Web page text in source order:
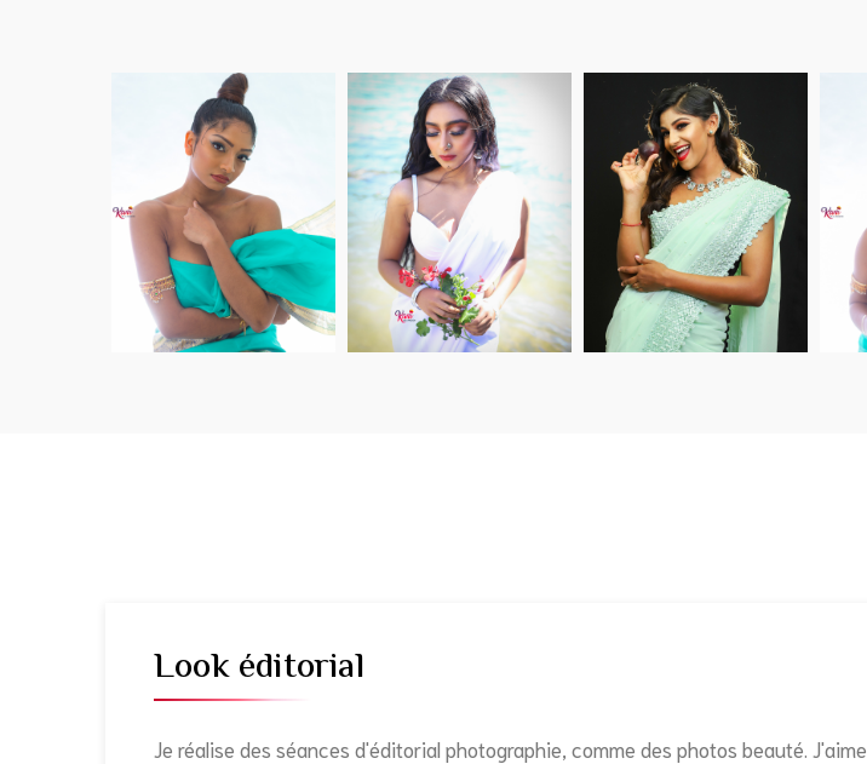
Look éditorial
Je réalise des séances d'éditorial photographie, comme des photos beauté. J'aime